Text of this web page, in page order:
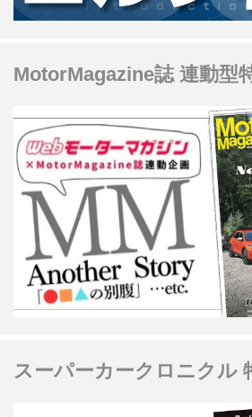
時代です。 この記
MotorMagazine誌 連動型
スーパーカークロニクル